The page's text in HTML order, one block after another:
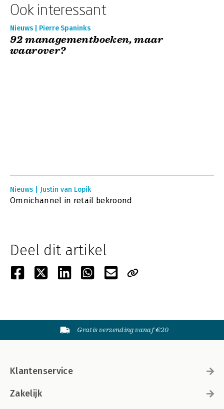
Ook interessant
Nieuws | Pierre Spaninks
92 managementboeken, maar
waarover?
Nieuws | Justin van Lopik
Omnichannel in retail bekroond
Deel dit artikel
Gratis verzending vanaf €20
Klantenservice
Zakelijk